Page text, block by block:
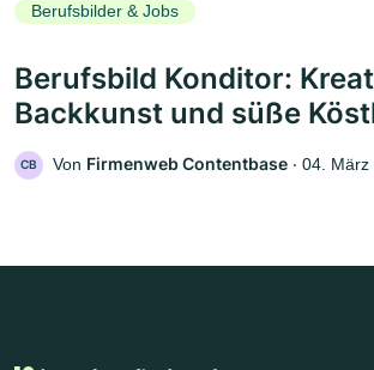
Berufsbilder & Jobs
Berufsbild Konditor:
Backkunst und süße
CB Von Firmenweb Contentbase ‧ 04. März